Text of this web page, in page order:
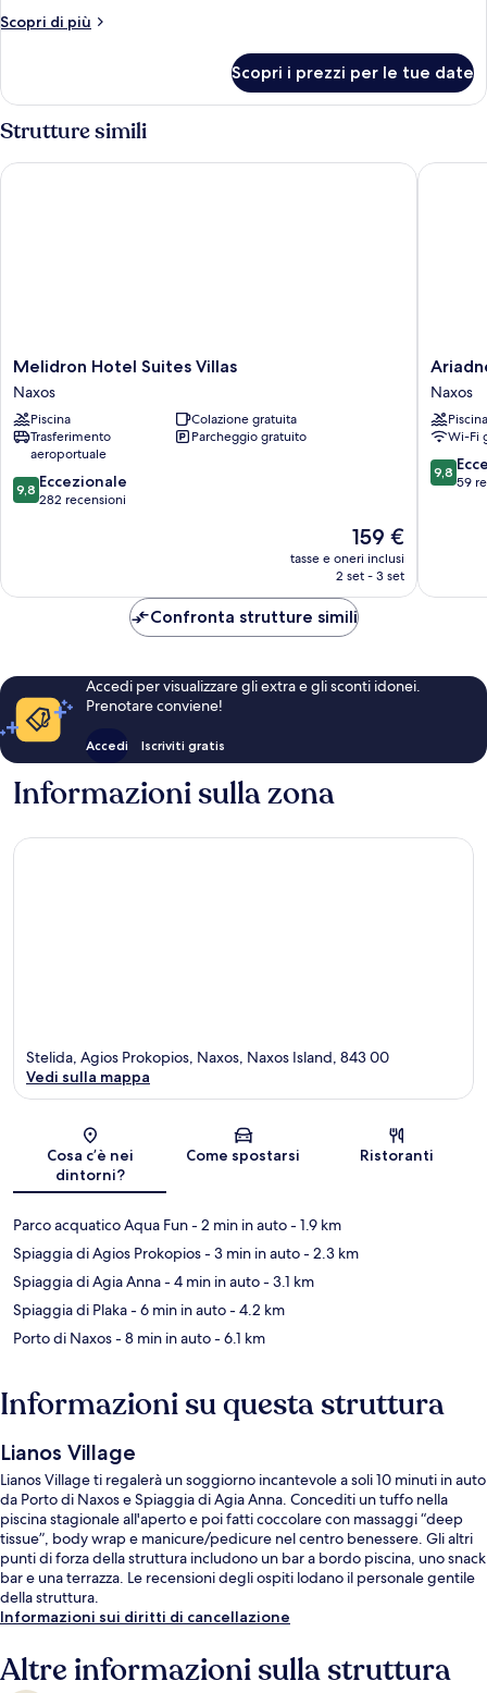
Sea
Hot
Tub
Scopri di più
Altri
Double
Room
with
Sea
View
Scopri i prezzi per le tue date
Strutture simili
Melidron
Hotel
Suites
Villas
Naxos
Melidron Hotel Suites Villas
Naxos
Piscina
Colazione gratuita
Trasferimento
aeroportuale
Parcheggio gratuito
9.8
su
9,8 Eccezionale
282 recensioni
Il
prezzo
attuale
159 €
159 €
tasse e oneri inclusi
2 set - 3 set
Melidron Hotel Suites Villas
Ariadne
Hotel
Naxos
Naxos
Piscina
Wi-Fi
9.8
su
9,8
59
Ariadne
Confronta strutture simili
Accedi per visualizzare gli extra e gli sconti idonei.
Prenotare conviene!
Accedi Iscriviti gratis
Informazioni sulla zona
Mappa
Stelida, Agios Prokopios, Naxos, Naxos Island, 843 00
Vedi sulla mappa
Cosa c’è nei
dintorni?
Come spostarsi Ristoranti
Parco acquatico Aqua Fun- 2 min in auto- 1.9 km
Spiaggia di Agios Prokopios- 3 min in auto- 2.3 km
Spiaggia di Agia Anna- 4 min in auto- 3.1 km
Spiaggia di Plaka- 6 min in auto- 4.2 km
Porto di Naxos- 8 min in auto- 6.1 km
Informazioni su questa struttura
Lianos Village
Lianos Village ti regalerà un soggiorno incantevole a soli 10 minuti in auto
da Porto di Naxos e Spiaggia di Agia Anna. Concediti un tuffo nella
piscina stagionale all'aperto e poi fatti coccolare con massaggi “deep
tissue”, body wrap e manicure/pedicure nel centro benessere. Gli altri
punti di forza della struttura includono un bar a bordo piscina, uno snack
bar e una terrazza. Le recensioni degli ospiti lodano il personale gentile
della struttura.
Informazioni sui diritti di cancellazione
Altre informazioni sulla struttura